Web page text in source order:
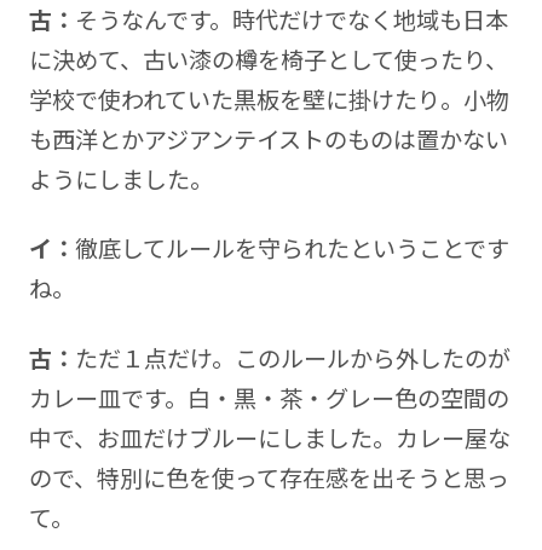
古： そうなんです。時代だけでなく地域も日本
に決めて、古い漆の樽を椅子として使ったり、
学校で使われていた黒板を壁に掛けたり。小物
も西洋とかアジアンテイストのものは置かない
ようにしました。
イ： 徹底してルールを守られたということです
ね。
古： ただ１点だけ。このルールから外したのが
カレー皿です。白・黒・茶・グレー色の空間の
中で、お皿だけブルーにしました。カレー屋な
ので、特別に色を使って存在感を出そうと思っ
て。